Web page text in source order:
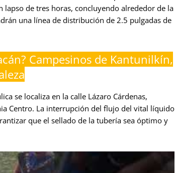
de tres horas, concluyendo alrededor de la
una línea de distribución de 2.5 pulgadas de
Campesinos de Kantunilkín,
se localiza en la calle Lázaro Cárdenas,
Centro. La interrupción del flujo del vital líquido
que el sellado de la tubería sea óptimo y